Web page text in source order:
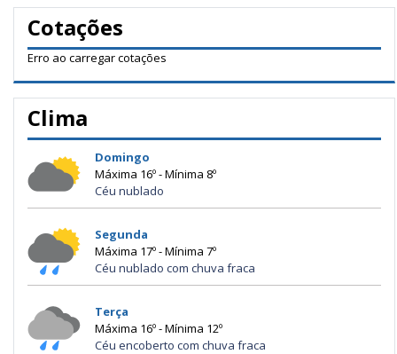
Cotações
Erro ao carregar cotações
Clima
Domingo
Máxima 16º - Mínima 8º
Céu nublado
Segunda
Máxima 17º - Mínima 7º
Céu nublado com chuva fraca
Terça
Máxima 16º - Mínima 12º
Céu encoberto com chuva fraca